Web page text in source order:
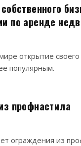
по аренде
открытие своего
популярным.
профнастила
ограждения из